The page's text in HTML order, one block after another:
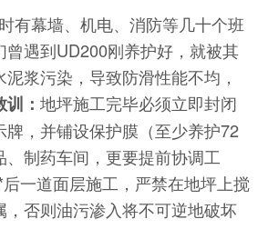
有幕墙、机电、消防等几十个班
曾遇到UD200刚养护好，就被其
浆污染，导致防滑性能不均，
训：地坪施工完毕必须立即封闭
牌，并铺设保护膜（至少养护72
制药车间，更要提前协调工
一道面层施工，严禁在地坪上搅
，否则油污渗入将不可逆地破坏